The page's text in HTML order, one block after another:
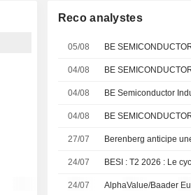
Reco analystes
05/08
04/08 BE
04/08
04/08 BE
27/07
24/07
24/07